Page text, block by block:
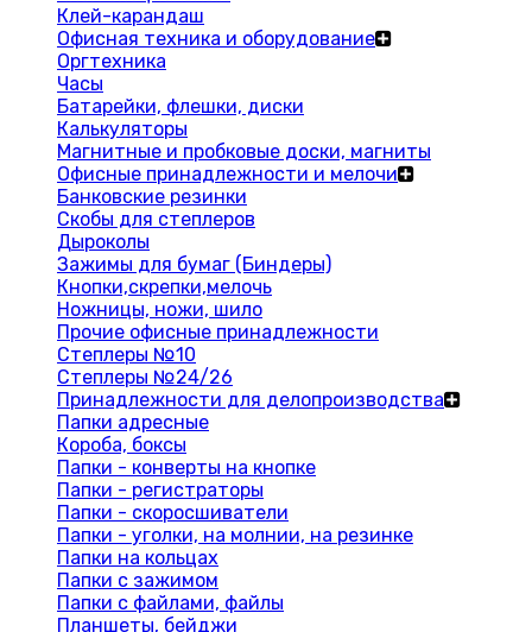
Клей-карандаш
Офисная техника и оборудование
Оргтехника
Часы
Батарейки, флешки, диски
Калькуляторы
Магнитные и пробковые доски, магниты
Офисные принадлежности и мелочи
Банковские резинки
Скобы для степлеров
Дыроколы
Зажимы для бумаг (Биндеры)
Кнопки,скрепки,мелочь
Ножницы, ножи, шило
Прочие офисные принадлежности
Степлеры №10
Степлеры №24/26
Принадлежности для делопроизводства
Папки адресные
Короба, боксы
Папки - конверты на кнопке
Папки - регистраторы
Папки - скоросшиватели
Папки - уголки, на молнии, на резинке
Папки на кольцах
Папки с зажимом
Папки с файлами, файлы
Планшеты, бейджи